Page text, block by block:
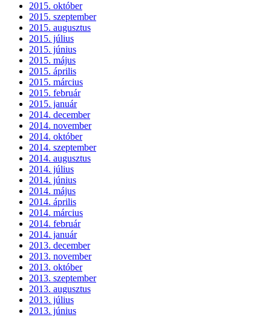
2015. október
2015. szeptember
2015. augusztus
2015. július
2015. június
2015. május
2015. április
2015. március
2015. február
2015. január
2014. december
2014. november
2014. október
2014. szeptember
2014. augusztus
2014. július
2014. június
2014. május
2014. április
2014. március
2014. február
2014. január
2013. december
2013. november
2013. október
2013. szeptember
2013. augusztus
2013. július
2013. június